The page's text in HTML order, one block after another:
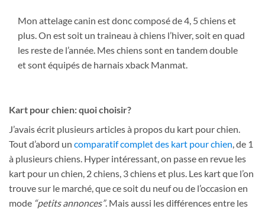
Mon attelage canin est donc composé de 4, 5 chiens et
plus. On est soit un traineau à chiens l’hiver, soit en quad
les reste de l’année. Mes chiens sont en tandem double
et sont équipés de harnais xback Manmat.
Kart pour chien: quoi choisir?
J’avais écrit plusieurs articles à propos du kart pour chien.
Tout d’abord un comparatif complet des kart pour chien , de 1
à plusieurs chiens. Hyper intéressant, on passe en revue les
kart pour un chien, 2 chiens, 3 chiens et plus. Les kart que l’on
trouve sur le marché, que ce soit du neuf ou de l’occasion en
mode “petits annonces”. Mais aussi les différences entre les